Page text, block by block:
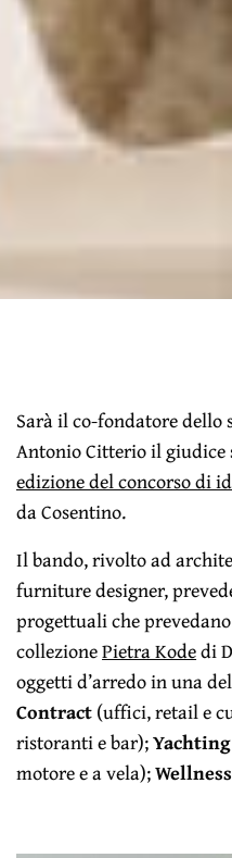
Sarà il co-fondatore
Antonio Citterio il
edizione del concorso di
da Cosentino.
Il bando, rivolto ad
furniture designer,
progettuali che
collezionePietra Kodedi
oggetti d’arredo in una
Contract(uffici, retail e
ristoranti e bar);Yachting
motore e a vela);Wellness